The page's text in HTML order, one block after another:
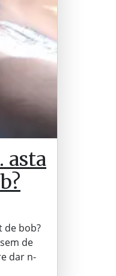
asta
de bob?
de
dar n-